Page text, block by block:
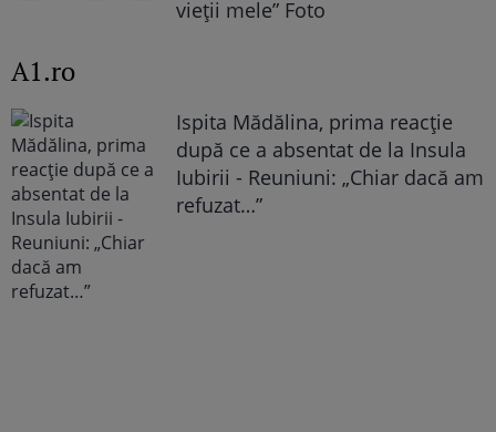
vieții mele” Foto
A1.ro
Ispita Mădălina, prima reacție
după ce a absentat de la Insula
Iubirii - Reuniuni: „Chiar dacă am
refuzat…”